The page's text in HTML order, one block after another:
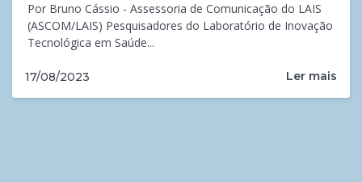
Por Bruno Cássio - Assessoria de Comunicação do LAIS
(ASCOM/LAIS) Pesquisadores do Laboratório de Inovação
Tecnológica em Saúde...
17/08/2023 Ler mais